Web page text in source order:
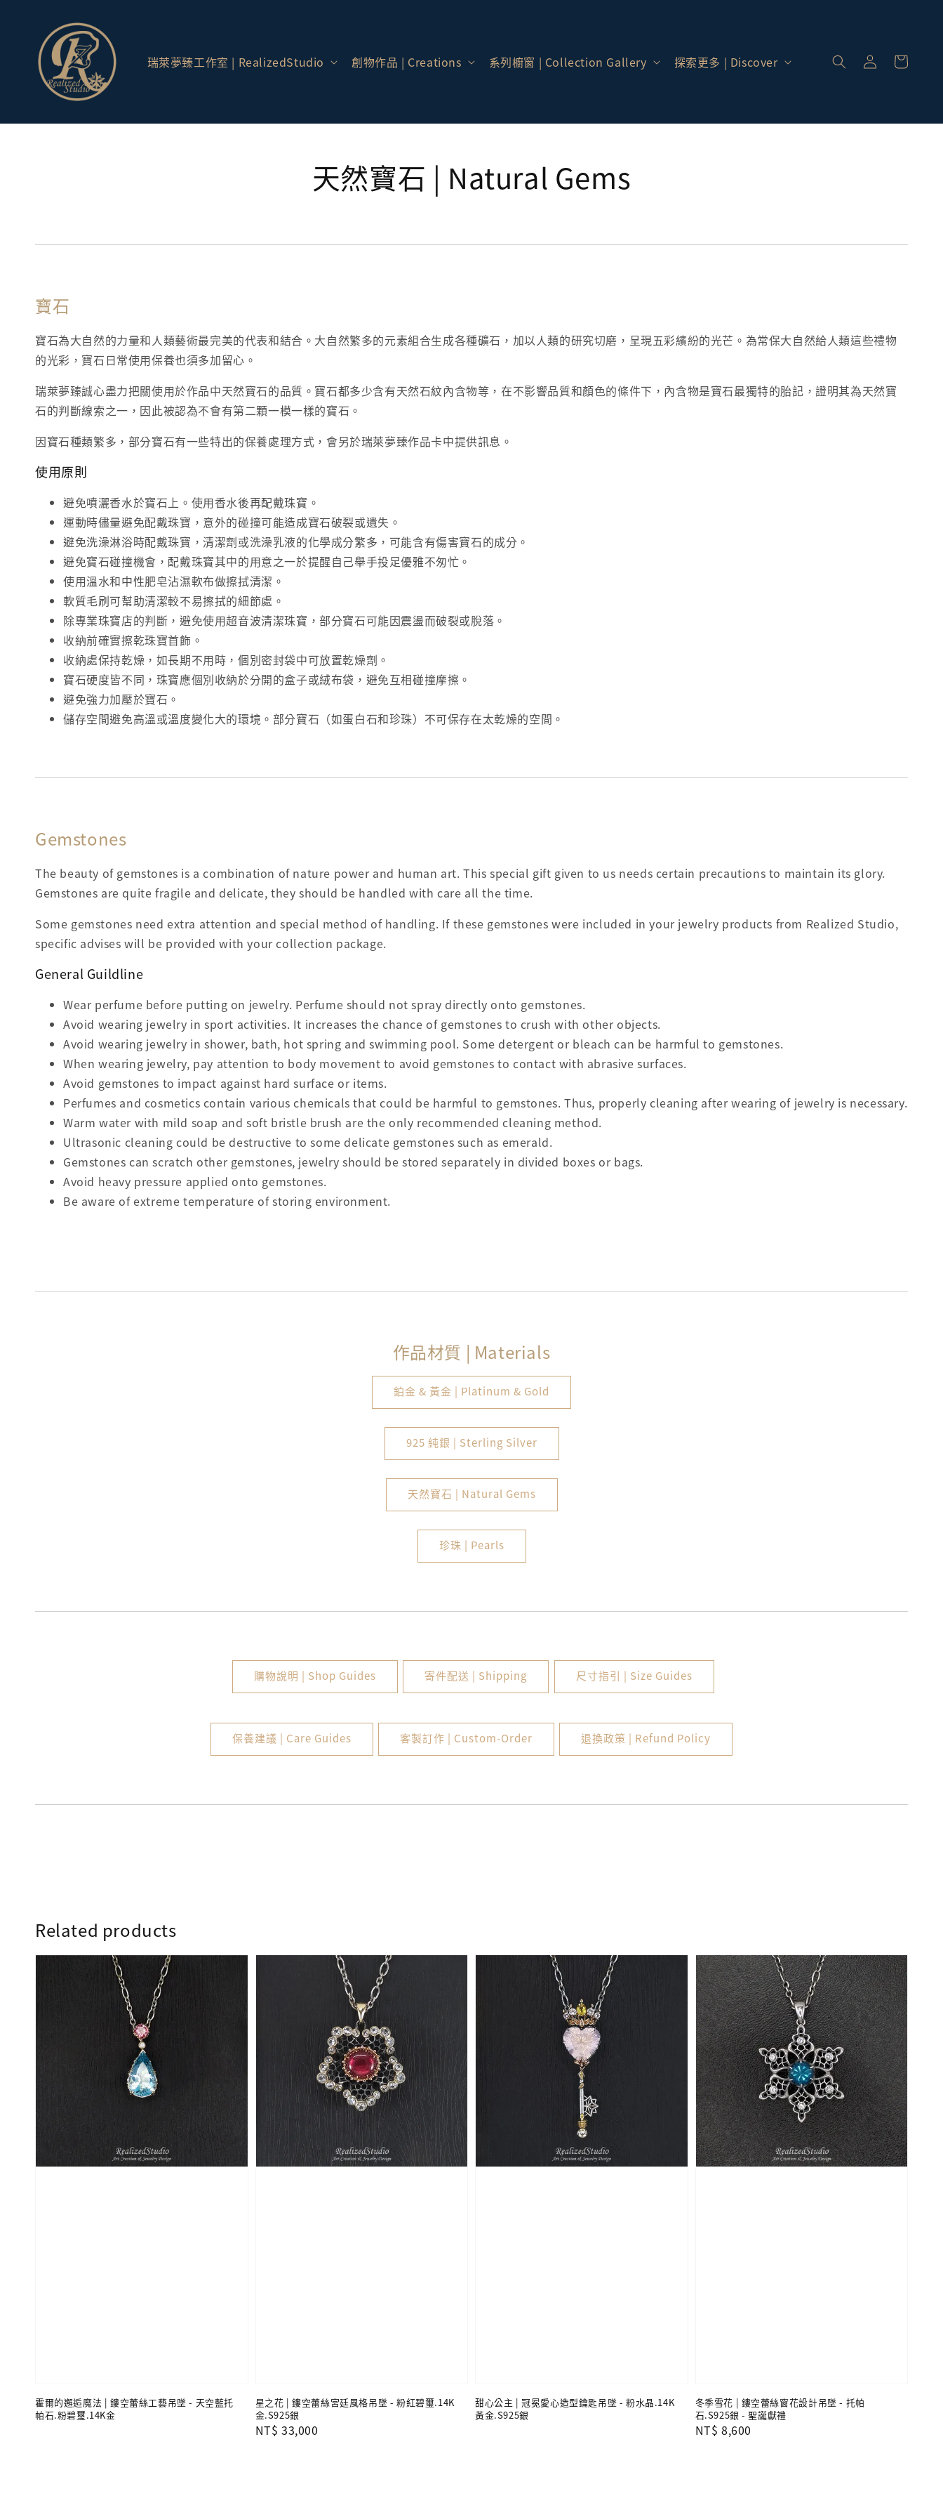
瑞萊夢臻工作室 | RealizedStudio 創物作品 | Creations 系列櫥窗 | Collection Gallery 探索更多 | Discover
入 |
Log
天然寶石 | Natural Gems
寶石
寶石為大自然的力量和人類藝術最完美的代表和結合。大自然繁多的元素組合生成各種礦石，加以人類的研究切磨，呈現五彩繽紛的光芒。為常保大自然給人類這些禮物
的光彩，寶石日常使用保養也須多加留心。
瑞萊夢臻誠心盡力把關使用於作品中天然寶石的品質。寶石都多少含有天然石紋內含物等，在不影響品質和顏色的條件下，內含物是寶石最獨特的胎記，證明其為天然寶
石的判斷線索之一，因此被認為不會有第二顆一模一樣的寶石。
因寶石種類繁多，部分寶石有一些特出的保養處理方式，會另於瑞萊夢臻作品卡中提供訊息。
使用原則
避免噴灑香水於寶石上。使用香水後再配戴珠寶。
運動時儘量避免配戴珠寶，意外的碰撞可能造成寶石破裂或遺失。
避免洗澡淋浴時配戴珠寶，清潔劑或洗澡乳液的化學成分繁多，可能含有傷害寶石的成分。
避免寶石碰撞機會，配戴珠寶其中的用意之一於提醒自己舉手投足優雅不匆忙。
使用溫水和中性肥皂沾濕軟布做擦拭清潔。
軟質毛刷可幫助清潔較不易擦拭的細節處。
除專業珠寶店的判斷，避免使用超音波清潔珠寶，部分寶石可能因震盪而破裂或脫落。
收納前確實擦乾珠寶首飾。
收納處保持乾燥，如長期不用時，個別密封袋中可放置乾燥劑。
寶石硬度皆不同，珠寶應個別收納於分開的盒子或絨布袋，避免互相碰撞摩擦。
避免強力加壓於寶石。
儲存空間避免高溫或溫度變化大的環境。部分寶石（如蛋白石和珍珠）不可保存在太乾燥的空間。
Gemstones
The beauty of gemstones is a combination of nature power and human art. This special gift given to us needs certain precautions to maintain its glory.
Gemstones are quite fragile and delicate, they should be handled with care all the time.
Some gemstones need extra attention and special method of handling. If these gemstones were included in your jewelry products from Realized Studio,
specific advises will be provided with your collection package.
General Guildline
Wear perfume before putting on jewelry. Perfume should not spray directly onto gemstones.
Avoid wearing jewelry in sport activities. It increases the chance of gemstones to crush with other objects.
Avoid wearing jewelry in shower, bath, hot spring and swimming pool. Some detergent or bleach can be harmful to gemstones.
When wearing jewelry, pay attention to body movement to avoid gemstones to contact with abrasive surfaces.
Avoid gemstones to impact against hard surface or items.
Perfumes and cosmetics contain various chemicals that could be harmful to gemstones. Thus, properly cleaning after wearing of jewelry is necessary.
Warm water with mild soap and soft bristle brush are the only recommended cleaning method.
Ultrasonic cleaning could be destructive to some delicate gemstones such as emerald.
Gemstones can scratch other gemstones, jewelry should be stored separately in divided boxes or bags.
Avoid heavy pressure applied onto gemstones.
Be aware of extreme temperature of storing environment.
作品材質 | Materials
鉑金 & 黃金 | Platinum & Gold
925 純銀 | Sterling Silver
天然寶石 | Natural Gems
珍珠 | Pearls
購物說明 | Shop Guides 寄件配送 | Shipping 尺寸指引 | Size Guides
保養建議 | Care Guides 客製訂作 | Custom-Order 退換政策 | Refund Policy
Related products
霍爾的邂逅魔法 | 鏤空蕾絲工藝吊墜 - 天空藍托
帕石.粉碧璽.14K金
星之花 | 鏤空蕾絲宮廷風格吊墜 - 粉紅碧璽.14K
金.S925銀
Regular
NT$ 33,000
甜心公主 | 冠冕愛心造型鑰匙吊墜 - 粉水晶.14K
黃金.S925銀
冬季雪花 | 鏤空蕾絲窗花設計吊墜 - 托帕
石.S925銀 - 聖誕獻禮
Regular
NT$ 8,600